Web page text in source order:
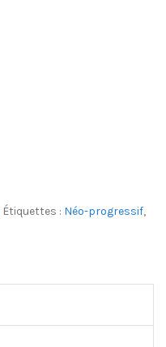
Étiquettes : Néo-progressif,